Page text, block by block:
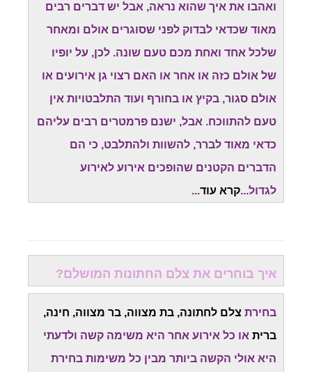
ואהבו את איך שהוא נראה, אבל יש דברים רבים
מאוד שכדאי לבדוק לפני שסוגרים אולם ומאחר
שלכל אחד ואחת מכם טעם שונה. לכן, על יופיו
של אולם כזה או אחר או האם רצוי גן אירועים או
אולם סגור, בקיץ או בחורף ועוד התלבטויות אין
טעם להתווכח. אבל, ישנם פרמטרים רבים עליהם
כדאי מאוד לברר, להשוות ולהתלבט, כי הם
הדברים הקטנים שהופכים אירוע לאירוע
לגדול...קרא עוד...
איך בוחרים את צלם החתונות המושלם?
בחירת צלם לחתונה, בת מצווה, בר מצווה, חינה,
ברית או כל אירוע אחר היא משימה קשה ולדעתי
היא אולי הקשה ביותר מבין כל משימות בחירת